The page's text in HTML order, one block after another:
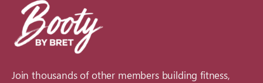
Join thousands of other members building fitness,